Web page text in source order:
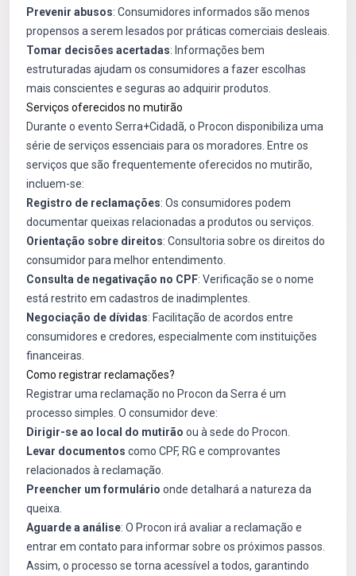
Prevenir abusos: Consumidores informados são menos
propensos a serem lesados por práticas comerciais desleais.
Tomar decisões acertadas: Informações bem
estruturadas ajudam os consumidores a fazer escolhas
mais conscientes e seguras ao adquirir produtos.
Serviços oferecidos no mutirão
Durante o evento Serra+Cidadã, o Procon disponibiliza uma
série de serviços essenciais para os moradores. Entre os
serviços que são frequentemente oferecidos no mutirão,
incluem-se:
Registro de reclamações: Os consumidores podem
documentar queixas relacionadas a produtos ou serviços.
Orientação sobre direitos: Consultoria sobre os direitos do
consumidor para melhor entendimento.
Consulta de negativação no CPF: Verificação se o nome
está restrito em cadastros de inadimplentes.
Negociação de dívidas: Facilitação de acordos entre
consumidores e credores, especialmente com instituições
financeiras.
Como registrar reclamações?
Registrar uma reclamação no Procon da Serra é um
processo simples. O consumidor deve:
Dirigir-se ao local do mutirão ou à sede do Procon.
Levar documentos como CPF, RG e comprovantes
relacionados à reclamação.
Preencher um formulário onde detalhará a natureza da
queixa.
Aguarde a análise: O Procon irá avaliar a reclamação e
entrar em contato para informar sobre os próximos passos.
Assim, o processo se torna acessível a todos, garantindo